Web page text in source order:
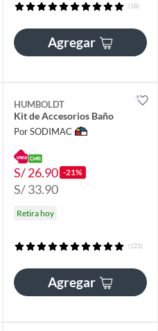
(18)
Agregar
HUMBOLDT
Kit de Accesorios Baño
Por SODIMAC
S/ 26.90 -21%
S/ 33.90
Retira hoy
(121)
Agregar